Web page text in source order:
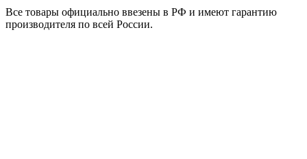
Все товары официально ввезены в РФ и имеют гарантию
производителя по всей России.